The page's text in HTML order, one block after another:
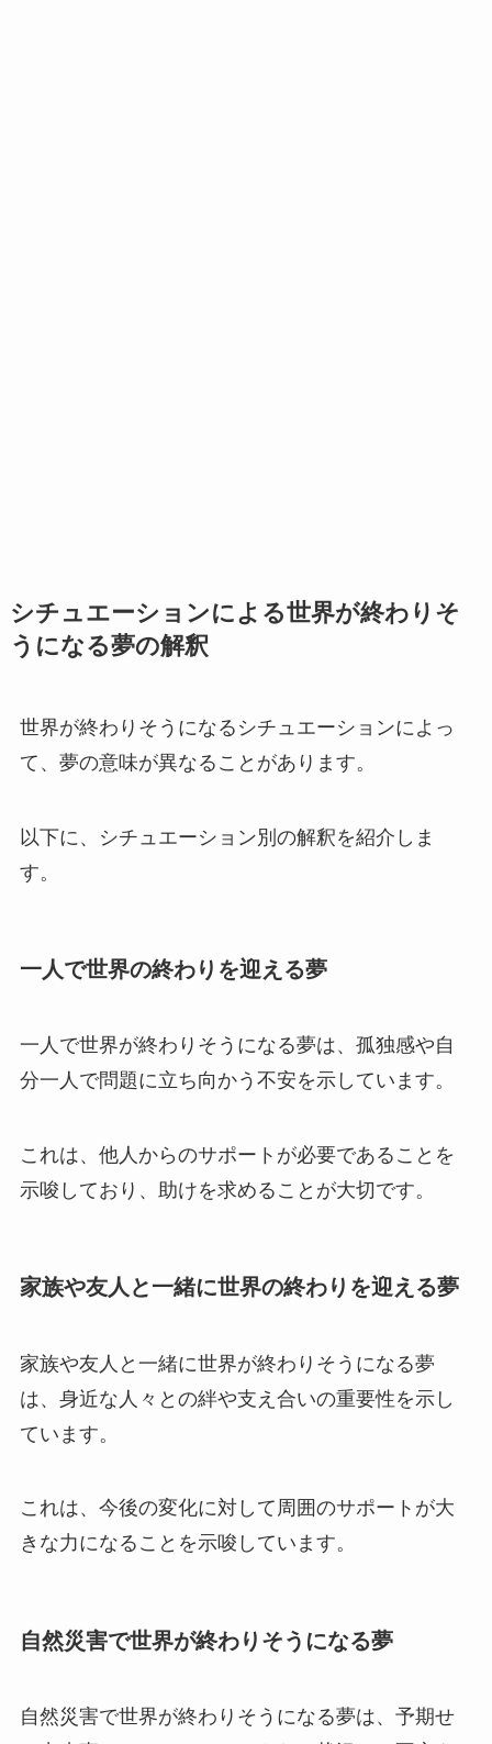
シチュエーションによる世界が終わりそ
うになる夢の解釈
世界が終わりそうになるシチュエーションによっ
て、夢の意味が異なることがあります。
以下に、シチュエーション別の解釈を紹介しま
す。
一人で世界の終わりを迎える夢
一人で世界が終わりそうになる夢は、孤独感や自
分一人で問題に立ち向かう不安を示しています。
これは、他人からのサポートが必要であることを
示唆しており、助けを求めることが大切です。
家族や友人と一緒に世界の終わりを迎える夢
家族や友人と一緒に世界が終わりそうになる夢
は、身近な人々との絆や支え合いの重要性を示し
ています。
これは、今後の変化に対して周囲のサポートが大
きな力になることを示唆しています。
自然災害で世界が終わりそうになる夢
自然災害で世界が終わりそうになる夢は、予期せ